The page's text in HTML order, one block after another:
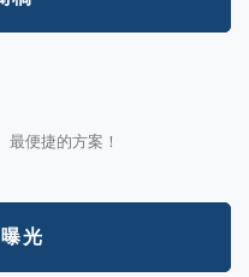
便捷的方案！
光